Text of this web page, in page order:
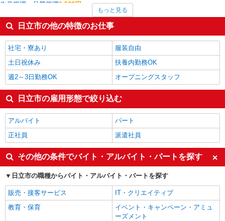
生産管理・品質管理1,500円
システムエンジニア・プログラマー 1,500円
その他介護・福祉1,500円
建築・土木・設備1,500円
看護師・保健師・看護助手・助産師1,490円
日立市の他の職種の平均時給を見る
もっと見る
日立市の他の特徴のお仕事
社宅・寮あり
服装自由
土日祝休み
扶養内勤務OK
週2～3日勤務OK
オープニングスタッフ
日立市の雇用形態で絞り込む
アルバイト
パート
正社員
派遣社員
その他の条件でバイト・アルバイト・パートを探す
日立市の職種からバイト・アルバイト・パートを探す
販売・接客サービス
IT・クリエイティブ
教育・保育
イベント・キャンペーン・アミュ
ーズメント